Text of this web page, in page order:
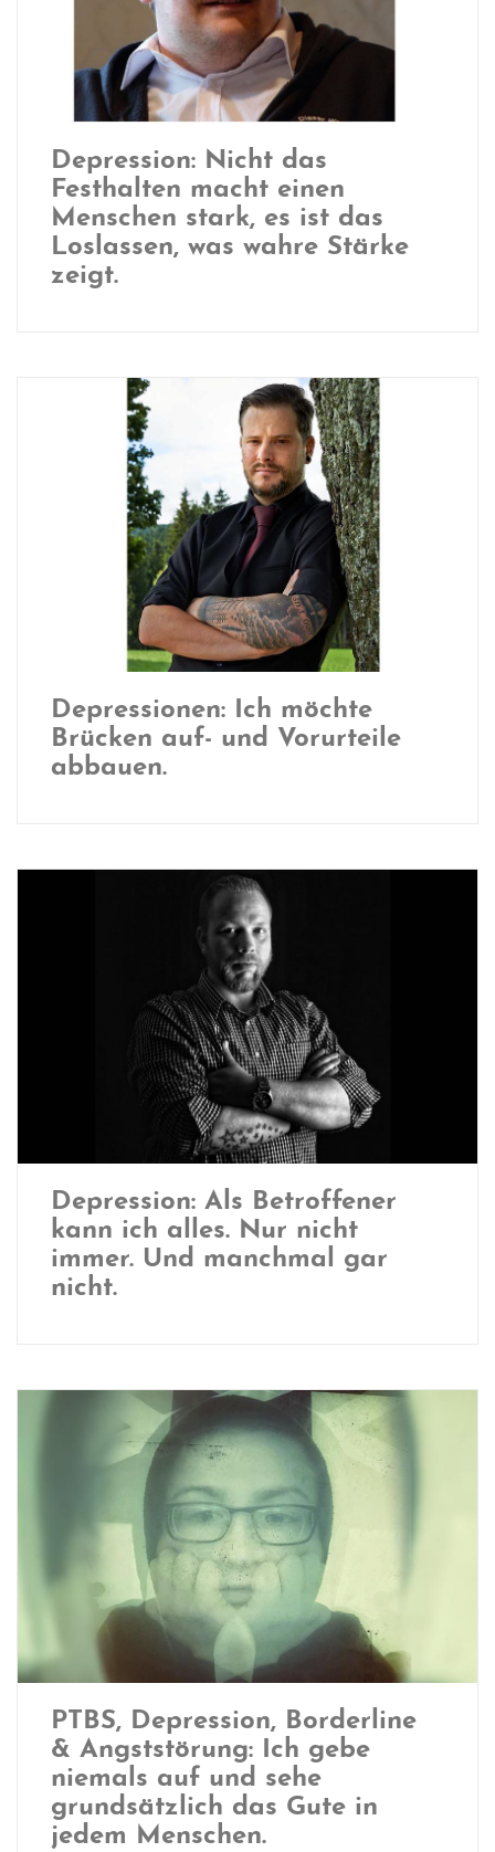
Depression: Nicht das
Festhalten macht einen
Menschen stark, es ist das
Loslassen, was wahre Stärke
zeigt.
Depressionen: Ich möchte
Brücken auf- und Vorurteile
abbauen.
Depression: Als Betroffener
kann ich alles. Nur nicht
immer. Und manchmal gar
nicht.
PTBS, Depression, Borderline
& Angststörung: Ich gebe
niemals auf und sehe
grundsätzlich das Gute in
jedem Menschen.